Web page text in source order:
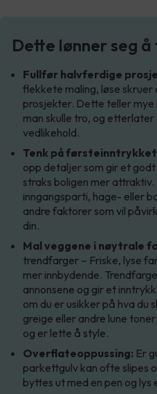
Dette lønner seg
Fullfør halvferdige
flekkete maling, løse
prosjekter. Dette teller
man skulle tro, og
vedlikehold.
Tenk på
opp detaljer som gir et
straks boligen mer
inngangsparti, hage- eller
andre faktorer som vil
din.
Mal veggene i nøytrale
trendfarger – Friske, lyse
mer innbydende.
annonsene og gir et
om du er usikker på hva du
greige eller andre lune
og er lette å style.
Overflateoppussing: Er
parkettgulv kan ofte slipes
byttes ut med en pen og lys